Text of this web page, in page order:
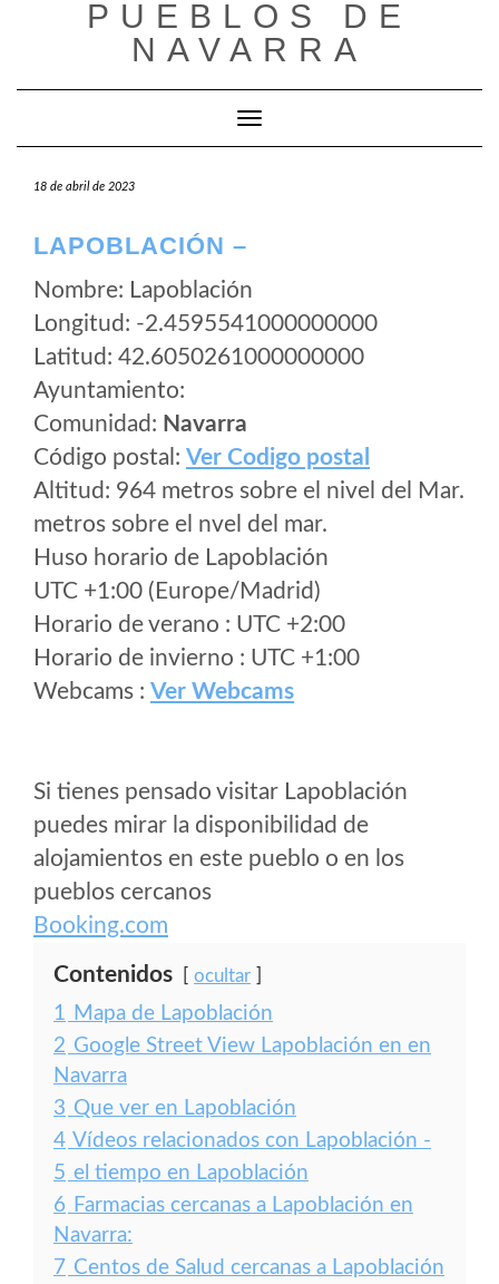
PUEBLOS DE
NAVARRA
Cambiar modo de navegación
18 de abril de 2023
LAPOBLACIÓN –
Nombre: Lapoblación
Longitud: -2.4595541000000000
Latitud: 42.6050261000000000
Ayuntamiento:
Comunidad: Navarra
Código postal: Ver Codigo postal
Altitud: 964 metros sobre el nivel del Mar.
metros sobre el nvel del mar.
Huso horario de Lapoblación
UTC +1:00 (Europe/Madrid)
Horario de verano : UTC +2:00
Horario de invierno : UTC +1:00
Webcams : Ver Webcams
Si tienes pensado visitar Lapoblación
puedes mirar la disponibilidad de
alojamientos en este pueblo o en los
pueblos cercanos
Booking.com
Contenidos ocultar
1 Mapa de Lapoblación
2 Google Street View Lapoblación en en
Navarra
3 Que ver en Lapoblación
4 Vídeos relacionados con Lapoblación -
5 el tiempo en Lapoblación
6 Farmacias cercanas a Lapoblación en
Navarra:
7 Centos de Salud cercanas a Lapoblación